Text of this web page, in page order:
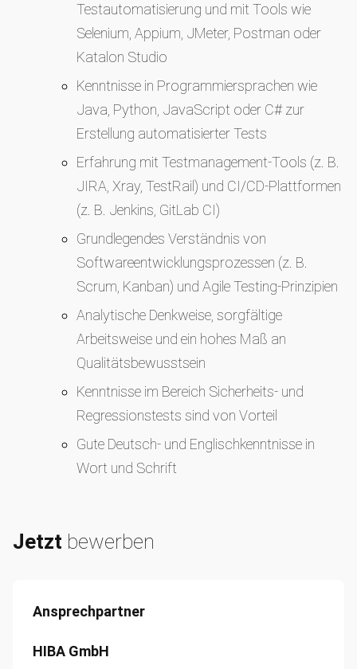
Testautomatisierung und mit Tools wie
Selenium, Appium, JMeter, Postman oder
Katalon Studio
Kenntnisse in Programmiersprachen wie
Java, Python, JavaScript oder C# zur
Erstellung automatisierter Tests
Erfahrung mit Testmanagement-Tools (z. B.
JIRA, Xray, TestRail) und CI/CD-Plattformen
(z. B. Jenkins, GitLab CI)
Grundlegendes Verständnis von
Softwareentwicklungsprozessen (z. B.
Scrum, Kanban) und Agile Testing-Prinzipien
Analytische Denkweise, sorgfältige
Arbeitsweise und ein hohes Maß an
Qualitätsbewusstsein
Kenntnisse im Bereich Sicherheits- und
Regressionstests sind von Vorteil
Gute Deutsch- und Englischkenntnisse in
Wort und Schrift
Jetzt bewerben
Ansprechpartner
HIBA GmbH